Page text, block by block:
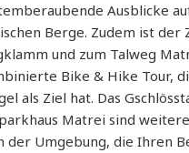
Ausblicke
Berge. Zudem ist der
und zum Talweg
Bike & Hike Tour,
als Ziel hat. Das
Matrei sind
der Umgebung, die Ihren